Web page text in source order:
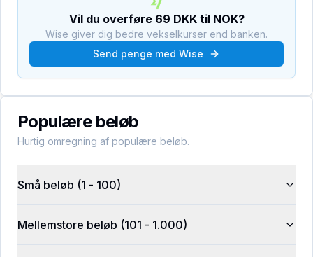
Vil du overføre 69 DKKtil NOK?
Wise giver dig bedre vekselkurser end banken.
Send penge med Wise
Populære beløb
Hurtig omregning af populære beløb.
Små beløb (1 - 100)
Mellemstore beløb (101 - 1.000)